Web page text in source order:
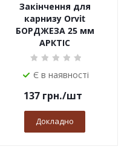
Закінчення для
карнизу Orvit
БОРДЖЕЗА 25 мм
АРКТІС
Є в наявності
137грн./шт
Докладно